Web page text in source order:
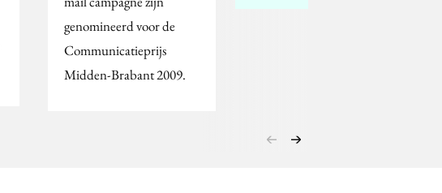
genomineerd voor de
Communicatieprijs
Midden-Brabant 2009.